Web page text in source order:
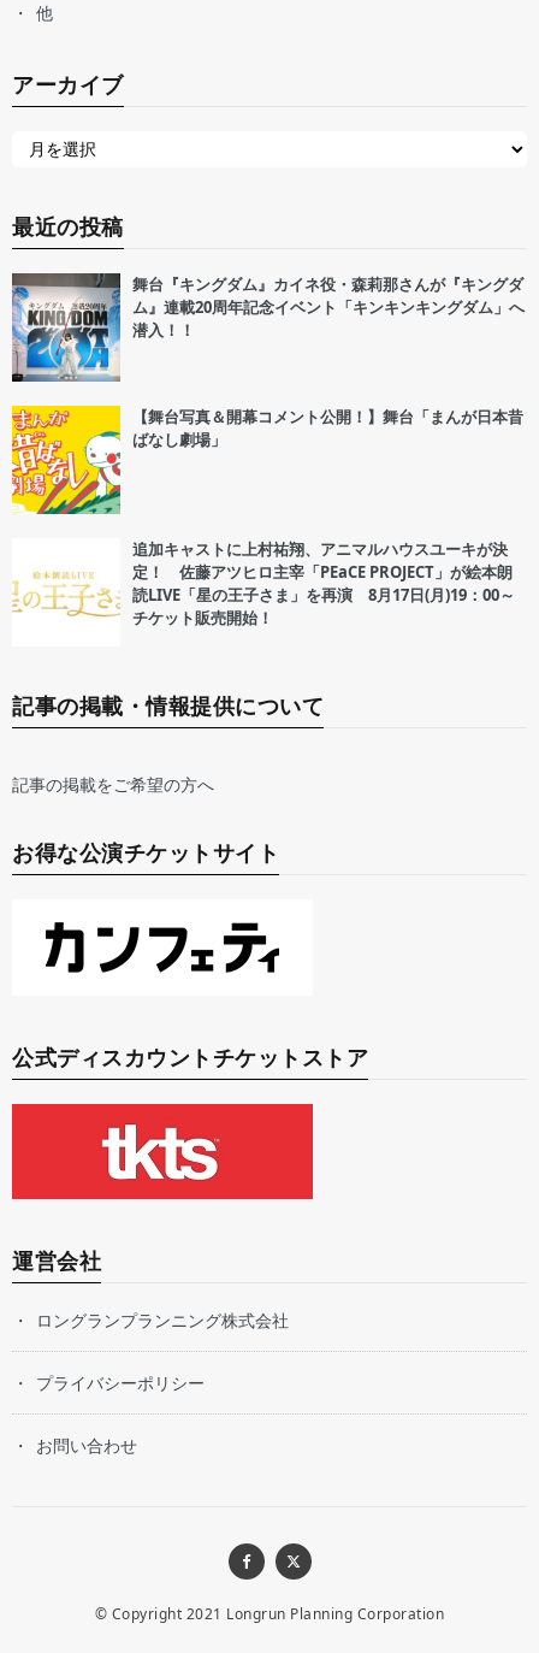
他
アーカイブ
最近の投稿
舞台『キングダム』カイネ役・森莉那さんが『キングダ
ム』連載20周年記念イベント「キンキンキングダム」へ
潜入！！
【舞台写真＆開幕コメント公開！】舞台「まんが日本昔
ばなし劇場」
追加キャストに上村祐翔、アニマルハウスユーキが決
定！ 佐藤アツヒロ主宰「PEaCE PROJECT」が絵本朗
読LIVE「星の王子さま」を再演 8月17日(月)19：00～
チケット販売開始！
記事の掲載・情報提供について
記事の掲載をご希望の方へ
お得な公演チケットサイト
公式ディスカウントチケットストア
運営会社
ロングランプランニング株式会社
プライバシーポリシー
お問い合わせ
© Copyright 2021 Longrun Planning Corporation